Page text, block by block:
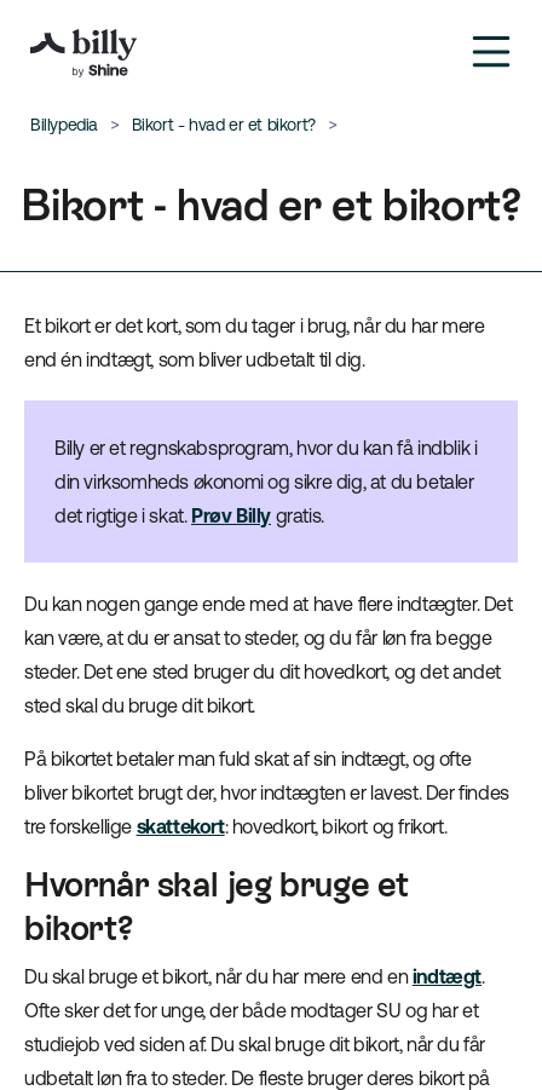
Billypedia Bikort - hvad er et bikort?
Bikort - hvad er et bikort?
Et bikort er det kort, som du tager i brug, når du har mere
end én indtægt, som bliver udbetalt til dig.
Billy er et regnskabsprogram, hvor du kan få indblik i
din virksomheds økonomi og sikre dig, at du betaler
det rigtige i skat. Prøv Billy gratis.
Du kan nogen gange ende med at have flere indtægter. Det
kan være, at du er ansat to steder, og du får løn fra begge
steder. Det ene sted bruger du dit hovedkort, og det andet
sted skal du bruge dit bikort.
På bikortet betaler man fuld skat af sin indtægt, og ofte
bliver bikortet brugt der, hvor indtægten er lavest. Der findes
tre forskellige skattekort: hovedkort, bikort og frikort.
Hvornår skal jeg bruge et
bikort?
Du skal bruge et bikort, når du har mere end enindtægt.
Ofte sker det for unge, der både modtager SU og har et
studiejob ved siden af. Du skal bruge dit bikort, når du får
udbetalt løn fra to steder. De fleste bruger deres bikort på